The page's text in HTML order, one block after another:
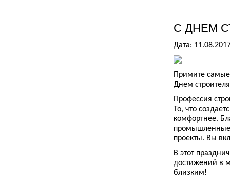
С ДНЕМ
Дата:
Примите
Днем
Профессия
То, что
комфортнее.
промышленные
проекты. Вы
В этот
достижений в
близким!